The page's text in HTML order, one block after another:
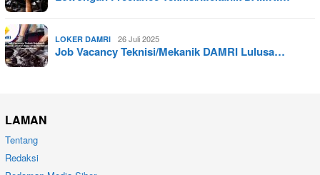
LOKER DAMRI 26 Juli 2025
Job Vacancy Teknisi/Mekanik DAMRI Lulusa…
LAMAN
Tentang
Redaksi